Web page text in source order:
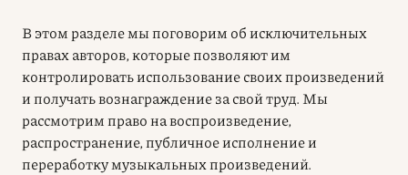
В этом разделе мы поговорим об исключительных
правах авторов, которые позволяют им
контролировать использование своих произведений
и получать вознаграждение за свой труд. Мы
рассмотрим право на воспроизведение,
распространение, публичное исполнение и
переработку музыкальных произведений.